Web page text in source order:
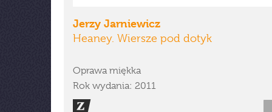
Jerzy Jarniewicz
Heaney. Wiersze pod dotyk
Oprawa miękka
Rok wydania: 2011